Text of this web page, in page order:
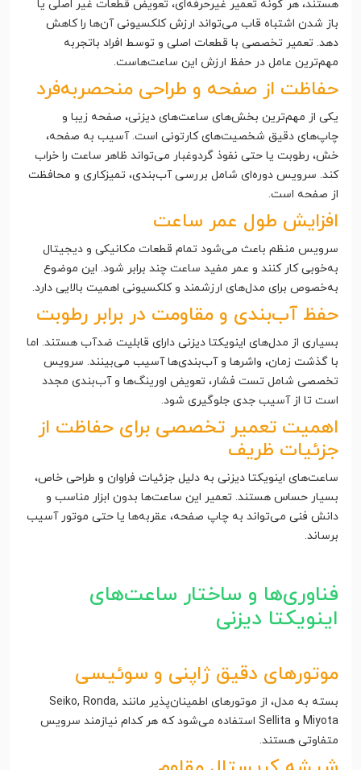
هستند، هر گونه تعمیر غیرحرفه‌ای، تعویض قطعات غیر اصلی یا
باز شدن اشتباه قاب می‌تواند ارزش کلکسیونی آن‌ها را کاهش
دهد. تعمیر تخصصی با قطعات اصلی و توسط افراد باتجربه
مهم‌ترین عامل در حفظ ارزش این ساعت‌هاست.
حفاظت از صفحه و طراحی منحصربه‌فرد
یکی از مهم‌ترین بخش‌های ساعت‌های دیزنی، صفحه زیبا و
چاپ‌های دقیق شخصیت‌های کارتونی است. آسیب به صفحه،
خش، رطوبت یا حتی نفوذ گردوغبار می‌تواند ظاهر ساعت را خراب
کند. سرویس دوره‌ای شامل بررسی آب‌بندی، تمیزکاری و محافظت
از صفحه است.
افزایش طول عمر ساعت
سرویس منظم باعث می‌شود تمام قطعات مکانیکی و دیجیتال
به‌خوبی کار کنند و عمر مفید ساعت چند برابر شود. این موضوع
به‌خصوص برای مدل‌های ارزشمند و کلکسیونی اهمیت بالایی دارد.
حفظ آب‌بندی و مقاومت در برابر رطوبت
بسیاری از مدل‌های اینویکتا دیزنی دارای قابلیت ضدآب هستند. اما
با گذشت زمان، واشرها و آب‌بندی‌ها آسیب می‌بینند. سرویس
تخصصی شامل تست فشار، تعویض اورینگ‌ها و آب‌بندی مجدد
است تا از آسیب جدی جلوگیری شود.
اهمیت تعمیر تخصصی برای حفاظت از
جزئیات ظریف
ساعت‌های اینویکتا دیزنی به دلیل جزئیات فراوان و طراحی خاص،
بسیار حساس هستند. تعمیر این ساعت‌ها بدون ابزار مناسب و
دانش فنی می‌تواند به چاپ صفحه، عقربه‌ها یا حتی موتور آسیب
برساند.
فناوری‌ها و ساختار ساعت‌های
اینویکتا دیزنی
موتورهای دقیق ژاپنی و سوئیسی
بسته به مدل، از موتورهای اطمینان‌پذیر مانند Seiko, Ronda,
Miyota و Sellita استفاده می‌شود که هر کدام نیازمند سرویس
متفاوتی هستند.